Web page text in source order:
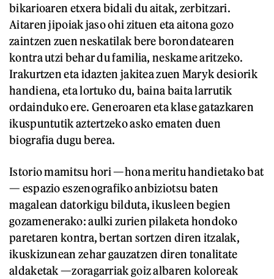
bikarioaren etxera bidali du aitak, zerbitzari.
Aitaren jipoiak jaso ohi zituen eta aitona gozo
zaintzen zuen neskatilak bere borondatearen
kontra utzi behar du familia, neskame aritzeko.
Irakurtzen eta idazten jakitea zuen Maryk desiorik
handiena, eta lortuko du, baina baita larrutik
ordainduko ere. Generoaren eta klase gatazkaren
ikuspuntutik aztertzeko asko ematen duen
biografia dugu berea.
Istorio mamitsu hori —hona meritu handietako bat
— espazio eszenografiko anbiziotsu baten
magalean datorkigu bilduta, ikusleen begien
gozamenerako: aulki zurien pilaketa hondoko
paretaren kontra, bertan sortzen diren itzalak,
ikuskizunean zehar gauzatzen diren tonalitate
aldaketak —zoragarriak goiz albaren koloreak